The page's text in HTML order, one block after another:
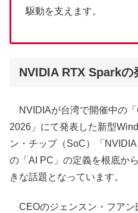
駆動を支えます。
NVIDIA RTX Sparkの
NVIDIAが台湾で開催中の「
2026」にて発表した新型
ン・チップ（SoC）「
の「AI PC」の定義を根底か
きな話題となっています。
CEOのジェンスン・フアン